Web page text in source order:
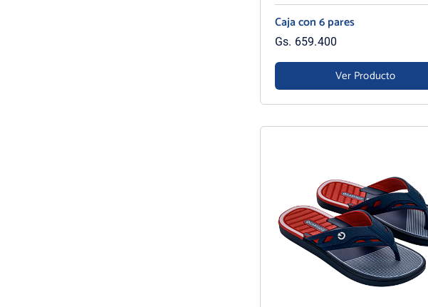
Caja con 6 pares
Gs. 659.400
Ver Producto